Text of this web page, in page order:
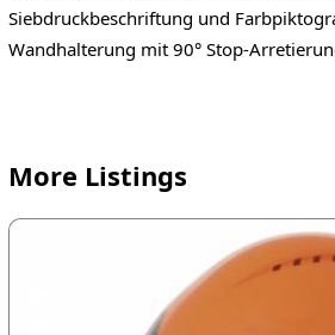
Siebdruckbeschriftung und
Wandhalterung mit 90° Stop-
More Listings